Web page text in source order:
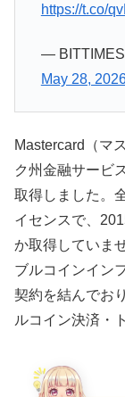
https://t.co/
— BITTIMES
May 28,
Mastercard（マ
ク州金融サービ
取得しました。
イセンスで、
か取得していま
ブルコインイン
契約を結んでお
ルコイン決済・